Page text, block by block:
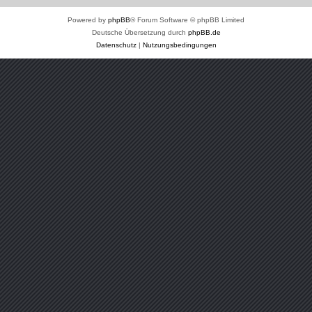
Powered by phpBB® Forum Software © phpBB Limited
Deutsche Übersetzung durch phpBB.de
Datenschutz| Nutzungsbedingungen